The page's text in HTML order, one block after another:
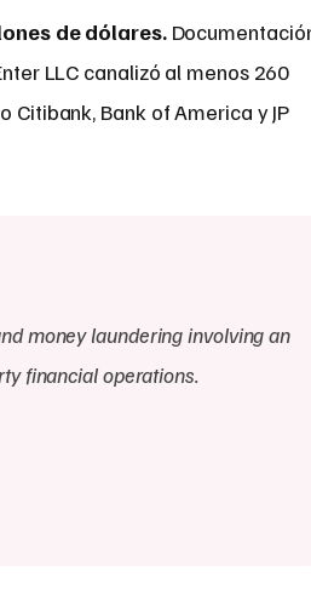
de dólares.
LLC canalizó al menos 260
Bank of America y JP
money laundering involving an
financial operations.